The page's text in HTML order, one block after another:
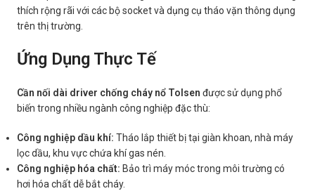
thích rộng rãi với các bộ socket và dụng cụ tháo vặn thông dụng
trên thị trường.
Ứng Dụng Thực Tế
Cần nối dài driver chống cháy nổ Tolsen được sử dụng phổ
biến trong nhiều ngành công nghiệp đặc thù:
Công nghiệp dầu khí: Tháo lắp thiết bị tại giàn khoan, nhà máy
lọc dầu, khu vực chứa khí gas nén.
Công nghiệp hóa chất: Bảo trì máy móc trong môi trường có
hơi hóa chất dễ bắt cháy.